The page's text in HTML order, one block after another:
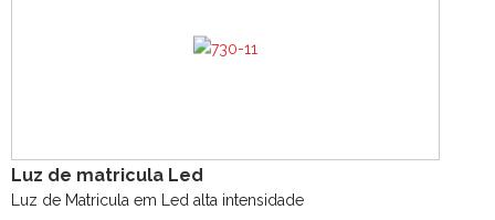
Luz de matricula Led
Luz de Matricula em Led alta intensidade